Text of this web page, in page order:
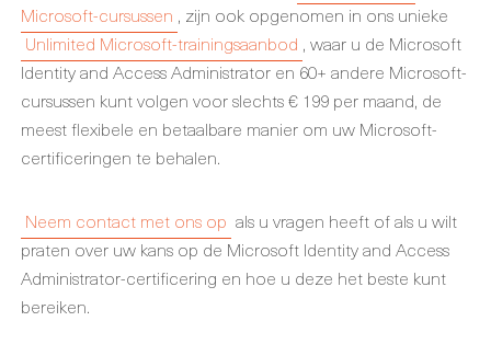
Microsoft-cursussen , zijn ook opgenomen in ons unieke
Unlimited Microsoft-trainingsaanbod , waar u de Microsoft
Identity and Access Administrator en 60+ andere Microsoft-
cursussen kunt volgen voor slechts € 199 per maand, de
meest flexibele en betaalbare manier om uw Microsoft-
certificeringen te behalen.
Neem contact met ons op als u vragen heeft of als u wilt
praten over uw kans op de Microsoft Identity and Access
Administrator-certificering en hoe u deze het beste kunt
bereiken.